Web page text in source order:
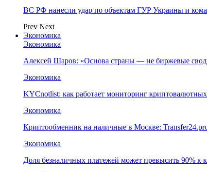
ВС РФ нанесли удар по объектам ГУР Украины и
Prev Next
Экономика
Экономика
Алексей Шаров: «Основа страны — не биржевые
Экономика
KYCnotlist: как работает мониторинг
Экономика
Криптообменник на наличные в Москве:
Экономика
Доля безналичных платежей может превысить 90% к